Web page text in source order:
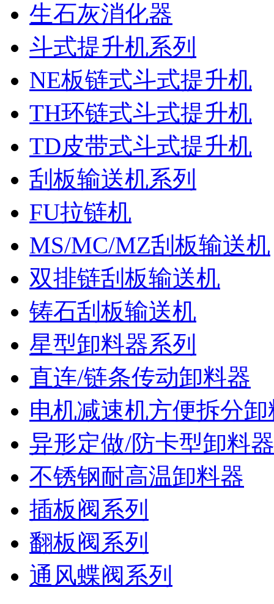
生石灰消化器
斗式提升机系列
NE板链式斗式提升机
TH环链式斗式提升机
TD皮带式斗式提升机
刮板输送机系列
FU拉链机
MS/MC/MZ刮板输送机
双排链刮板输送机
铸石刮板输送机
星型卸料器系列
直连/链条传动卸料器
电机减速机方便拆分卸
异形定做/防卡型卸料器
不锈钢耐高温卸料器
插板阀系列
翻板阀系列
通风蝶阀系列